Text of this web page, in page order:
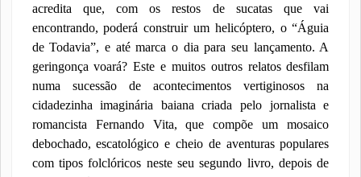
acredita que, com os restos de sucatas que vai
encontrando, poderá construir um helicóptero, o “Águia
de Todavia”, e até marca o dia para seu lançamento. A
geringonça voará? Este e muitos outros relatos desfilam
numa sucessão de acontecimentos vertiginosos na
cidadezinha imaginária baiana criada pelo jornalista e
romancista Fernando Vita, que compõe um mosaico
debochado, escatológico e cheio de aventuras populares
com tipos folclóricos neste seu segundo livro, depois de